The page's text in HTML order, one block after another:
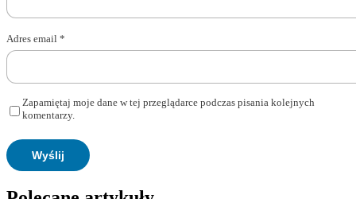
Adres email *
Zapamiętaj moje dane w tej przeglądarce podczas pisania kolejnych
komentarzy.